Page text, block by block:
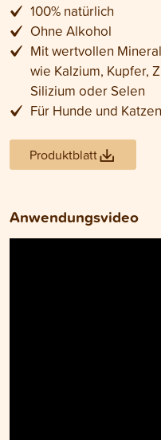
100% natürlich
Ohne Alkohol
Mit wertvollen
wie Kalzium, Kupfer,
Silizium oder Selen
Für Hunde und Katzen
Produktblatt
Anwendungsvideo